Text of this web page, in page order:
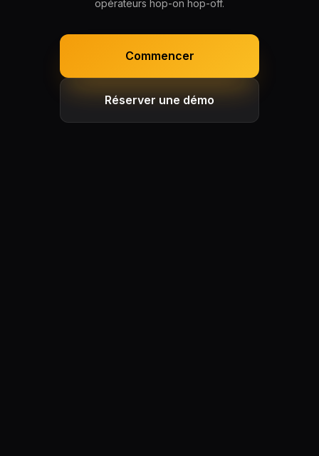
opérateurs hop-on hop-off.
Commencer
Réserver une démo